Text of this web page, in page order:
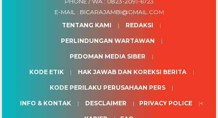
E-MAIL : BICARAJAMBI@GMAIL.COM
TENTANG KAMI
REDAKSI
PERLINDUNGAN WARTAWAN
PEDOMAN MEDIA SIBER
KODE ETIK HAK JAWAB DAN KOREKSI BERITA
KODE PERILAKU PERUSAHAAN PERS
INFO & KONTAK DESCLAIMER PRIVACY POLICE <